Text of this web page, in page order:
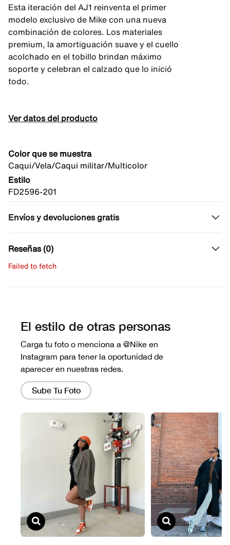
Esta iteración del AJ1 reinventa el primer
modelo exclusivo de Mike con una nueva
combinación de colores. Los materiales
premium, la amortiguación suave y el cuello
acolchado en el tobillo brindan máximo
soporte y celebran el calzado que lo inició
todo.
Ver datos del producto
Color que se muestra
Caqui/Vela/Caqui militar/Multicolor
Estilo
FD2596-201
Envíos y devoluciones gratis
Reseñas (0)
Failed to fetch